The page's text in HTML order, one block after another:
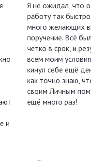
и
Я не ожидал, что
работу так
много желающих
поручение. Всё
чётко в срок, и
всем моим
кинул себе ещё
как точно знаю,
своим Личным
ещё много раз!